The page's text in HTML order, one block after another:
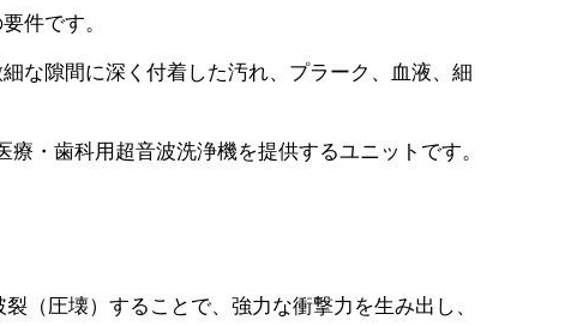
件です。
な隙間に深く付着した汚れ、プラーク、血液、細
・歯科用超音波洗浄機を提供するユニットです。
（圧壊）することで、強力な衝撃力を生み出し、